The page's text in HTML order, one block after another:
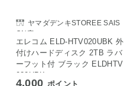
ヤマダデンキSTOREE SAIS
ON店
エレコム ELD-HTV020UBK 外
付けハードディスク 2TB ラバ
ーフット付 ブラック ELDHTV
020UBK
4,000 ポイント